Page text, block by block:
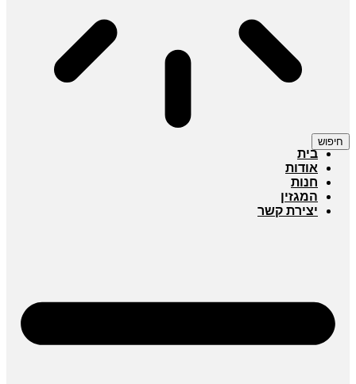
חיפוש
בית
אודות
חנות
המגזין
יצירת קשר